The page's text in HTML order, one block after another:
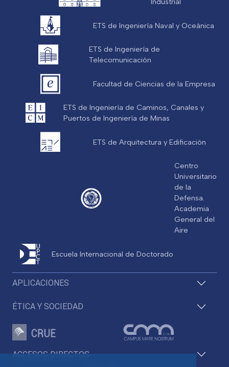
ACCESOS DIRECTOS
APLICACIONES
ÉTICA Y SOCIEDAD
ETS de Ingeniería Naval y Oceánica
ETS de Ingeniería de
Telecomunicación
Facultad de Ciencias de la Empresa
ETS de Ingeniería de Caminos, Canales y
Puertos de Ingeniería de Minas
ETS de Arquitectura y Edificación
Centro
Universitario
de la
Defensa.
Academia
General del
Aire
Escuela Internacional de Doctorado